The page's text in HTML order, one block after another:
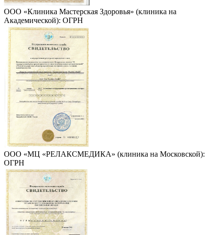
ООО «Клиника Мастерская Здоровья» (клиника на
Академической): ОГРН
ООО «МЦ «РЕЛАКСМЕДИКА» (клиника на Московской):
ОГРН